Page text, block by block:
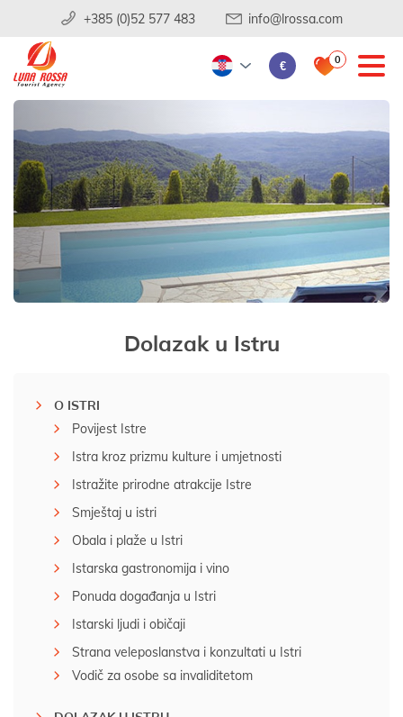
+385 (0)52 577 483 info@lrossa.com
€ 0
Dolazak u Istru
O ISTRI
Povijest Istre
Istra kroz prizmu kulture i umjetnosti
Istražite prirodne atrakcije Istre
Smještaj u istri
Obala i plaže u Istri
Istarska gastronomija i vino
Ponuda događanja u Istri
Istarski ljudi i običaji
Strana veleposlanstva i konzultati u Istri
Vodič za osobe sa invaliditetom